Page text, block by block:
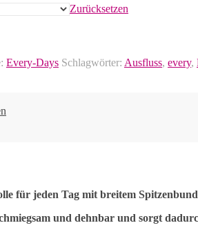
Zurücksetzen
Every-Days Schlagwörter: Ausfluss, every,
für jeden Tag mit breitem
und dehnbar und sorgt